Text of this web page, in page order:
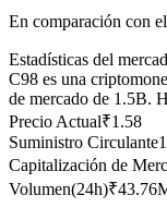
Futuros del
Futuros que
En comparación con
Estadísticas del
C98 es una
de mercado de 1.5B.
Precio Actual₹1.58
Suministro Circulante
Capitalización de
Volumen(24h)₹